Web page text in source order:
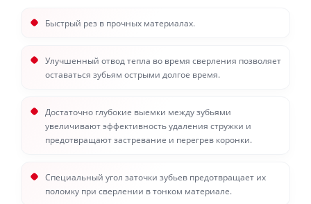
Быстрый рез в прочных материалах.
Улучшенный отвод тепла во время сверления позволяет
оставаться зубьям острыми долгое время.
Достаточно глубокие выемки между зубьями
увеличивают эффективность удаления стружки и
предотвращают застревание и перегрев коронки.
Специальный угол заточки зубьев предотвращает их
поломку при сверлении в тонком материале.